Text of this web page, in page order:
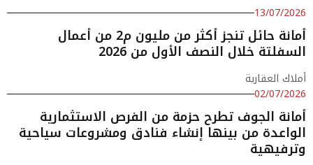
13/07/2026
أمانة حائل تنجز أكثر من مليون م2 من أعمال
السفلتة خلال النصف الأول من 2026
أملاك العقارية
02/07/2026
أمانة الجوف تطرح حزمة من الفرص الاستثمارية
الواعدة من بينها إنشاء فنادق ومشروعات سياحية
وترفيهية